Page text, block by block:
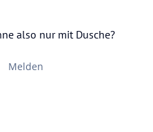
also nur mit Dusche?
Melden